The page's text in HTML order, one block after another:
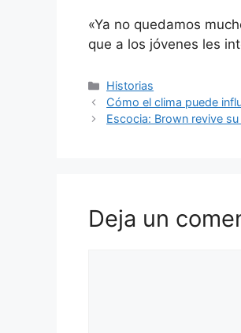
«Ya no quedamos
que a los jóvenes les
Categorías
Historias
Cómo el clima puede
Escocia: Brown revive
Deja un